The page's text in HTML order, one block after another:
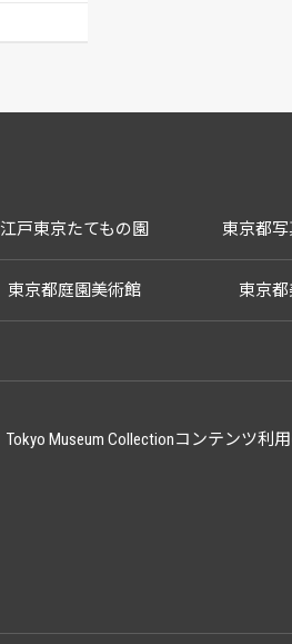
江戸東京たてもの園 東京都
東京都庭園美術館 東京
Tokyo Museum Collectionコンテンツ利